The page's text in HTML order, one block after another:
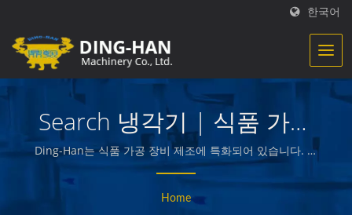
한국어
Search 냉각기 | 식품 가공
장비 및 생산 라인 공급 업
체 - Ding-Han
Ding-Han는 식품 가공 장비 제조에 특화되어 있습니다. 우
리는 준비된 고기, 채소 및 해산물, 감자 튀김, 구운 및 튀긴
과자 등 품질 좋은 음식을 만들고 포장하는 기계를 설계, 엔
지니어링 및 제작합니다.
Home